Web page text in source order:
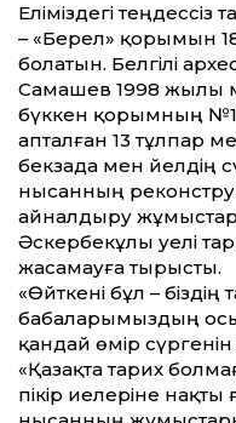
Еліміздегі
– «Берел» қорымын
болатын. Белгілі
Самашев 1998 жылы
бүккен қорымның
апталған 13 тұлпар
бекзада мен әйелдің
нысанның
айналдыру
Әскербекұлы әуелі
жасамауға тырысты.
«Өйткені бұл –
бабаларымыздың
қандай өмір
«Қазақта тарих
пікір иелеріне